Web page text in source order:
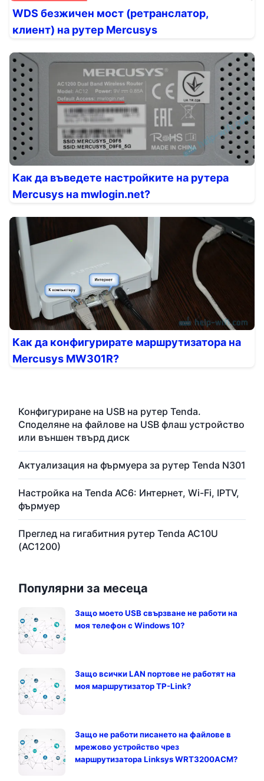
WDS безжичен мост (ретранслатор,
клиент) на рутер Mercusys
Как да въведете настройките на рутера
Mercusys на mwlogin.net?
Как да конфигурирате маршрутизатора на
Mercusys MW301R?
Конфигуриране на USB на рутер Tenda.
Споделяне на файлове на USB флаш устройство
или външен твърд диск
Актуализация на фърмуера за рутер Tenda N301
Настройка на Tenda AC6: Интернет, Wi-Fi, IPTV,
фърмуер
Преглед на гигабитния рутер Tenda AC10U
(AC1200)
Популярни за месеца
Защо моето USB свързване не работи на
моя телефон с Windows 10?
Защо всички LAN портове не работят на
моя маршрутизатор TP-Link?
Защо не работи писането на файлове в
мрежово устройство чрез
маршрутизатора Linksys WRT3200ACM?